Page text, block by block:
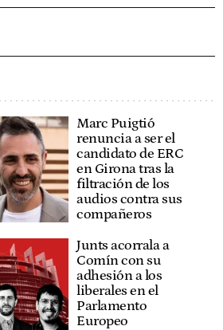
Marc Puigtió
renuncia a ser el
candidato de ERC
en Girona tras la
filtración de los
audios contra sus
compañeros
Junts acorrala a
Comín con su
adhesión a los
liberales en el
Parlamento
Europeo